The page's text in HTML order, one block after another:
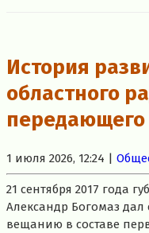
История
областного
передающего
1 июля 2026, 12:24 |
21 сентября 2017 года
Александр Богомаз
вещанию в составе